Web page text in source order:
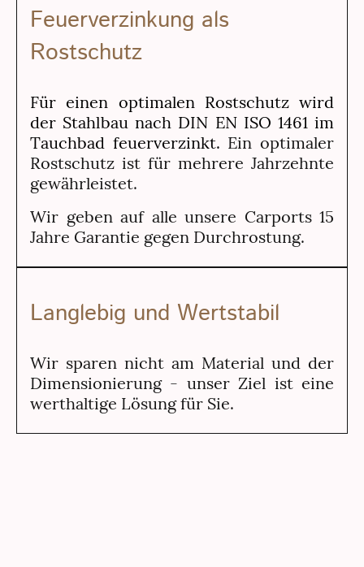
Feuerverzinkung als
Rostschutz
Für einen optimalen Rostschutz wird
der Stahlbau nach DIN EN ISO 1461 im
Tauchbad feuerverzinkt. Ein optimaler
Rostschutz ist für mehrere Jahrzehnte
gewährleistet.
Wir geben auf alle unsere Carports 15
Jahre Garantie gegen Durchrostung.
Langlebig und Wertstabil
Wir sparen nicht am Material und der
Dimensionierung - unser Ziel ist eine
werthaltige Lösung für Sie.